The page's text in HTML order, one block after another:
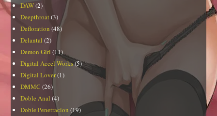
DAW(2)
Deepthroat(3)
Defloration (48)
Delantal (2)
Demon Girl (11)
Digital Accel Works(5)
Digital Lover(1)
DMMC (26)
Doble Anal (4)
Doble Penetracion (19)